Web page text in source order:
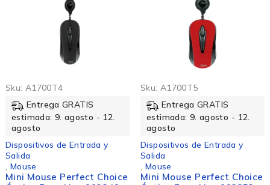
Sku: A1700T4
Entrega GRATIS
estimada: 9. agosto - 12.
agosto
Dispositivos de Entrada y
Salida
Mouse
Mini Mouse Perfect Choice
Sku: A1700T5
Entrega GRATIS
estimada: 9. agosto - 12.
agosto
Dispositivos de Entrada y
Salida
Mouse
Mini Mouse Perfect Choice